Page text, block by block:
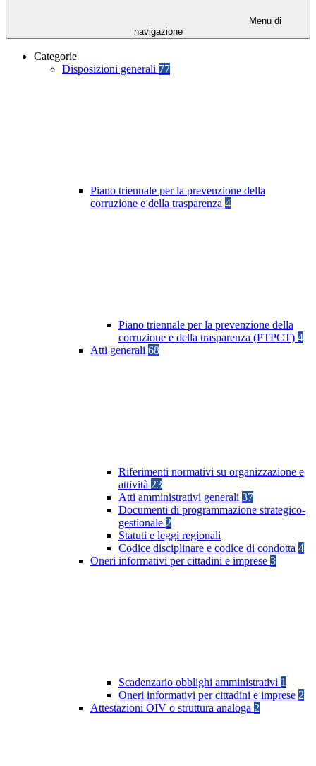
Menu di
navigazione
Categorie
Disposizioni generali 77
Piano triennale per la prevenzione della
corruzione e della trasparenza 4
Piano triennale per la prevenzione della
corruzione e della trasparenza (PTPCT) 4
Atti generali 68
Riferimenti normativi su organizzazione e
attività 23
Atti amministrativi generali 37
Documenti di programmazione strategico-
gestionale 2
Statuti e leggi regionali
Codice disciplinare e codice di condotta 4
Oneri informativi per cittadini e imprese 3
Scadenzario obblighi amministrativi 1
Oneri informativi per cittadini e imprese 2
Attestazioni OIV o struttura analoga 2